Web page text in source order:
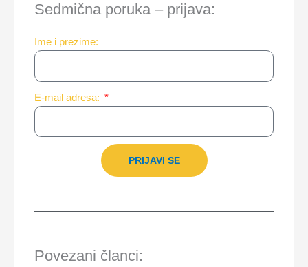
Sedmična poruka – prijava:
Ime i prezime:
E-mail adresa:
PRIJAVI SE
Povezani članci: